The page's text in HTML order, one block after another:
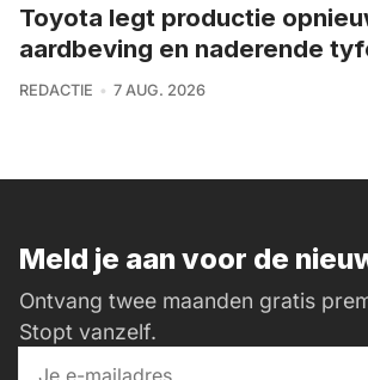
Toyota legt productie
aardbeving en naderende
REDACTIE 7 AUG. 2026
Meld je aan voor de
Ontvang twee maanden gratis
Stopt vanzelf.